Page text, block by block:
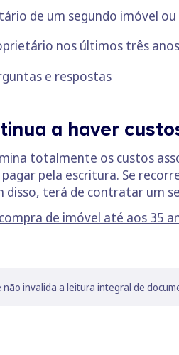
de um segundo imóvel ou
nos últimos três anos
e respostas
a haver
totalmente os custos
pela escritura. Se
disso, terá de contratar um
de imóvel até aos 35
invalida a leitura integral de